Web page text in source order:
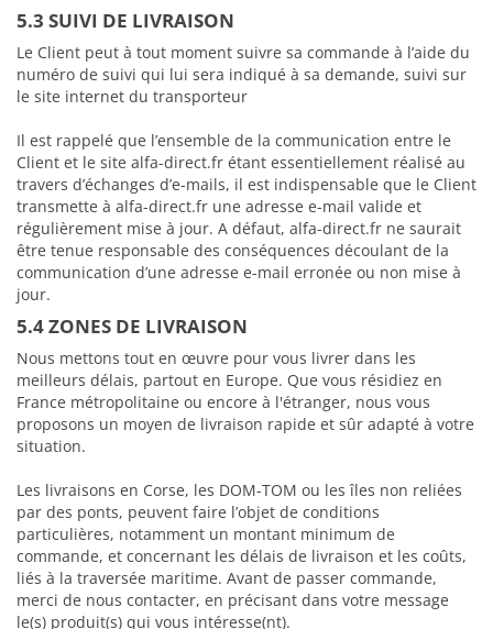
5.3 SUIVI DE LIVRAISON
Le Client peut à tout moment suivre sa commande à l’aide du
numéro de suivi qui lui sera indiqué à sa demande, suivi sur
le site internet du transporteur
Il est rappelé que l’ensemble de la communication entre le
Client et le site alfa-direct.fr étant essentiellement réalisé au
travers d’échanges d’e-mails, il est indispensable que le Client
transmette à alfa-direct.fr une adresse e-mail valide et
régulièrement mise à jour. A défaut, alfa-direct.fr ne saurait
être tenue responsable des conséquences découlant de la
communication d’une adresse e-mail erronée ou non mise à
jour.
5.4 ZONES DE LIVRAISON
Nous mettons tout en œuvre pour vous livrer dans les
meilleurs délais, partout en Europe. Que vous résidiez en
France métropolitaine ou encore à l'étranger, nous vous
proposons un moyen de livraison rapide et sûr adapté à votre
situation.
Les livraisons en Corse, les DOM-TOM ou les îles non reliées
par des ponts, peuvent faire l’objet de conditions
particulières, notamment un montant minimum de
commande, et concernant les délais de livraison et les coûts,
liés à la traversée maritime. Avant de passer commande,
merci de nous contacter, en précisant dans votre message
le(s) produit(s) qui vous intéresse(nt).